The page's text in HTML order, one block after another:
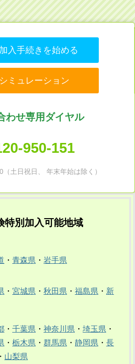
入手続きを始める
ミュレーション
わせ専用ダイヤル
950-151
土日祝日、 年末年始は除く）
特別加入可能地域
・ 青森県 ・ 岩手県
・ 宮城県 ・ 秋田県 ・ 福島県 ・ 新
・ 千葉県 ・ 神奈川県 ・ 埼玉県 ・
・ 栃木県 ・ 群馬県 ・ 静岡県 ・ 長
・ 山梨県